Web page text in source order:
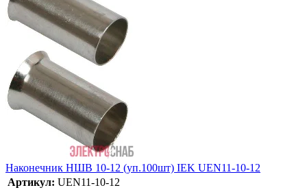
Наконечник НШВ 10-12 (уп.100шт) IEK UEN11-10-12
Артикул: UEN11-10-12